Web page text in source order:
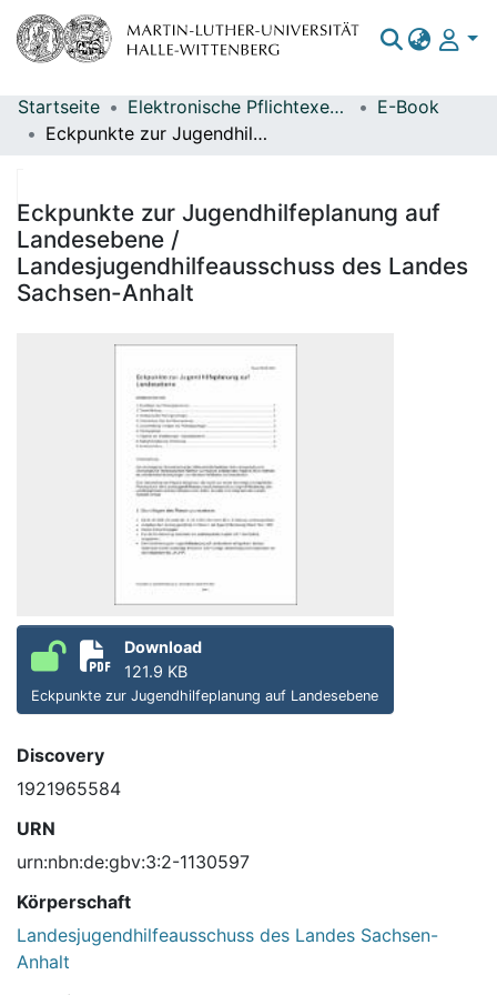
Bereiche & Sammlungen
Statistiken
Startseite Elektronische Pflichtexemplare
E-Book
Eckpunkte zur Jugendhilfeplanung auf Landesebene / Landesjugendhilfeausschuss des Landes Sachsen-Anhalt
Eckpunkte zur Jugendhilfeplanung auf
Landesebene /
Landesjugendhilfeausschuss des Landes
Sachsen-Anhalt
Download
121.9 KB
Eckpunkte zur Jugendhilfeplanung auf Landesebene
Discovery
1921965584
URN
urn:nbn:de:gbv:3:2-1130597
Körperschaft
Landesjugendhilfeausschuss des Landes Sachsen-
Anhalt